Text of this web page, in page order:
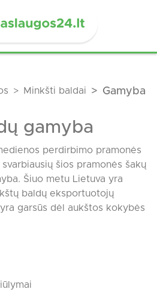
Minkšti baldai Gamyba
gamyba
perdirbimo pramonės
šios pramonės šakų
Šiuo metu Lietuva yra
baldų eksportuotojų
garsūs dėl aukštos kokybės